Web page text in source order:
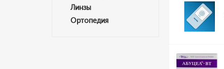
Линзы
Ортопедия